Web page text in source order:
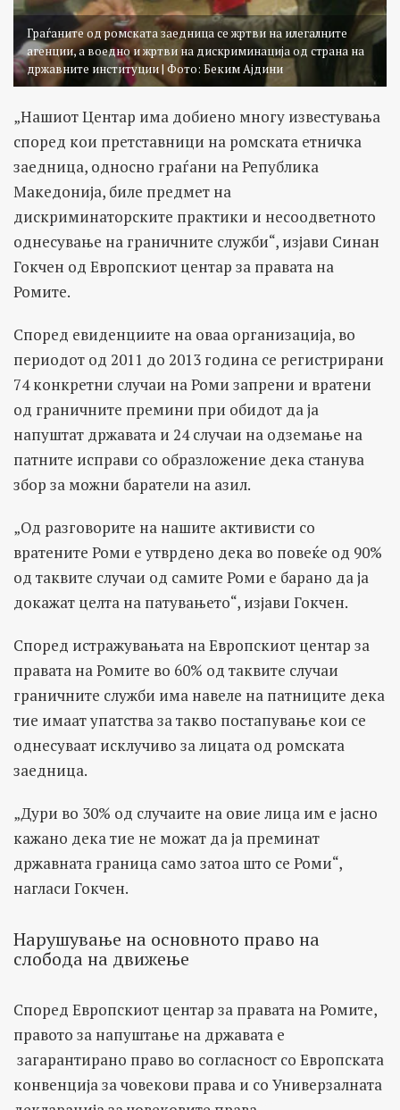
Граѓаните од ромската заедница се жртви на илегалните
агенции, а воедно и жртви на дискриминација од страна на
државните институции | Фото: Беким Ајдини
„Нашиот Центар има добиено многу известувања
според кои претставници на ромската етничка
заедница, односно граѓани на Република
Македонија, биле предмет на
дискриминаторските практики и несоодветното
однесување на граничните служби“, изјави Синан
Гокчен од Европскиот центар за правата на
Ромите.
Според евиденциите на оваа организација, во
периодот од 2011 до 2013 година се регистрирани
74 конкретни случаи на Роми запрени и вратени
од граничните премини при обидот да ја
напуштат државата и 24 случаи на одземање на
патните исправи со образложение дека станува
збор за можни баратели на азил.
„Од разговорите на нашите активисти со
вратените Роми е утврдено дека во повеќе од 90%
од таквите случаи од самите Роми е барано да ја
докажат целта на патувањето“, изјави Гокчен.
Според истражувањата на Европскиот центар за
правата на Ромите во 60% од таквите случаи
граничните служби има навеле на патниците дека
тие имаат упатства за такво постапување кои се
однесуваат исклучиво за лицата од ромската
заедница.
„Дури во 30% од случаите на овие лица им е јасно
кажано дека тие не можат да ја преминат
државната граница само затоа што се Роми“,
нагласи Гокчен.
Нарушување на основното право на
слобода на движење
Според Европскиот центар за правата на Ромите,
правото за напуштање на државата е
загарантирано право во согласност со Европската
конвенција за човекови права и со Универзалната